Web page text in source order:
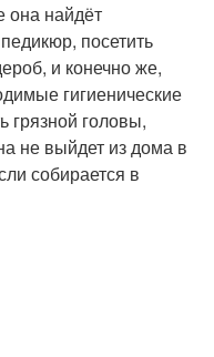
она найдёт
посетить
и конечно же,
гигиенические
грязной головы,
не выйдет из дома в
собирается в